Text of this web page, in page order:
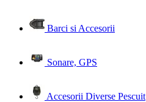
Barci si Accesorii
Sonare, GPS
Accesorii Diverse Pescuit